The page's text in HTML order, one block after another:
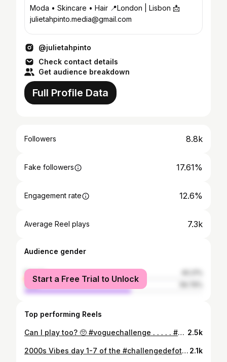
Moda • Skincare • Hair 📍London | Lisbon 📩
julietahpinto.media@gmail.com
@julietahpinto
Check contact details
Get audience breakdown
Full Profile Data
Followers 8.8k
Fake followers 17.61%
Engagement rate 12.6%
Average Reel plays 7.3k
Audience gender
female
male
Start a Free Trial to Unlock
Top performing Reels
Can I play too? 🥺 #voguechallenge . . . . . #voguechallenge #vogueafrica #blackphotography #guinébissau #melaninqueen #vogueportugal #voguemagazine 2.5k
2000s Vibes day 1-7 of the #challengedefotoscriativaspalop Não se esqueçam de passar pelos perfis das outras criadoras para ver as fotos 🤍 @eufraziabelo @vanezafrancis @o.h.e.m.a_ @towandacabinda @iampretasantana @farzana_alberto 2.1k